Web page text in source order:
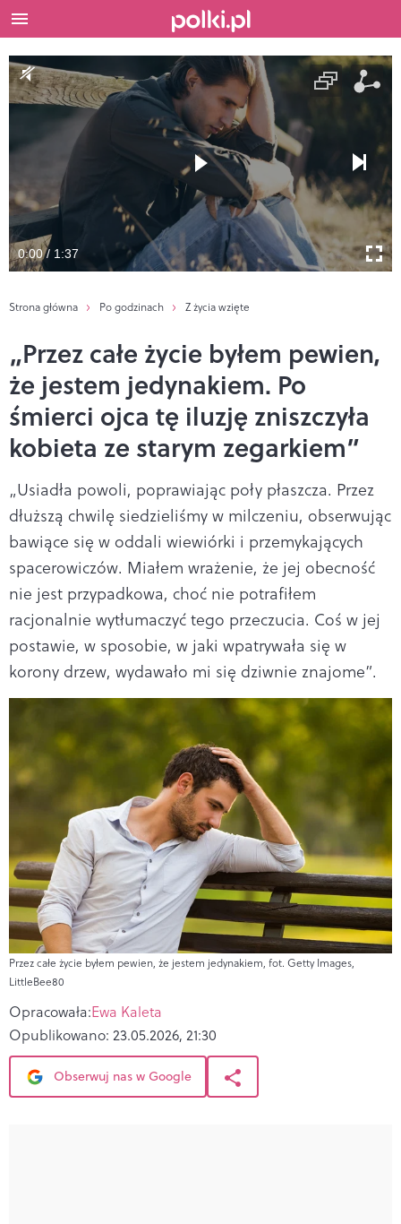
0:00 / 1:37
Strona główna Po godzinach Z życia wzięte
„Przez całe życie byłem pewien,
że jestem jedynakiem. Po
śmierci ojca tę iluzję zniszczyła
kobieta ze starym zegarkiem”
„Usiadła powoli, poprawiając poły płaszcza. Przez
dłuższą chwilę siedzieliśmy w milczeniu, obserwując
bawiące się w oddali wiewiórki i przemykających
spacerowiczów. Miałem wrażenie, że jej obecność
nie jest przypadkowa, choć nie potrafiłem
racjonalnie wytłumaczyć tego przeczucia. Coś w jej
postawie, w sposobie, w jaki wpatrywała się w
korony drzew, wydawało mi się dziwnie znajome”.
Przez całe życie byłem pewien, że jestem jedynakiem, fot. Getty Images,
LittleBee80
Opracowała:Ewa Kaleta
Opublikowano: 23.05.2026, 21:30
Obserwuj nas w Google